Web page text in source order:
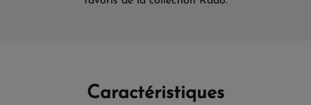
Caractéristiques